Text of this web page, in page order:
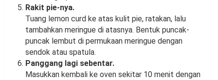
Rakit pie-nya.
Tuang lemon curd ke atas kulit pie, ratakan, lalu
tambahkan meringue di atasnya. Bentuk puncak-
puncak lembut di permukaan meringue dengan
sendok atau spatula.
Panggang lagi sebentar.
Masukkan kembali ke oven sekitar 10 menit dengan